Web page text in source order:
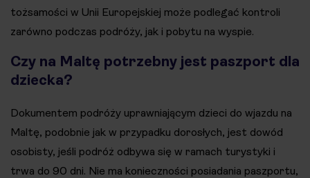
tożsamości w Unii Europejskiej może podlegać kontroli
zarówno podczas podróży, jak i pobytu na wyspie.
Czy na Maltę potrzebny jest paszport dla
dziecka?
Dokumentem podróży uprawniającym dzieci do wjazdu na
Maltę, podobnie jak w przypadku dorosłych, jest dowód
osobisty, jeśli podróż odbywa się w ramach turystyki i
trwa do 90 dni. Nie ma konieczności posiadania paszportu,